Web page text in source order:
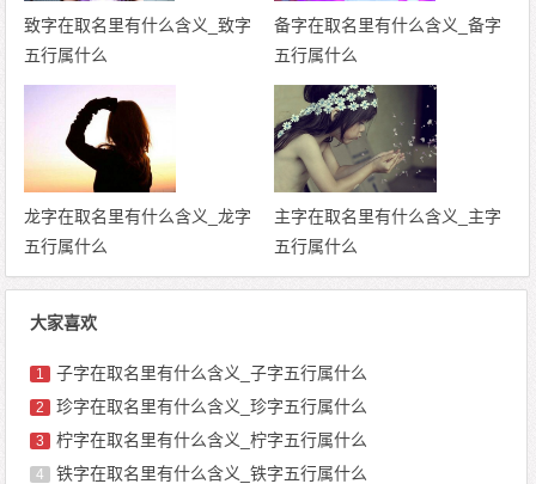
致字在取名里有什么含义_致字
五行属什么
备字在取名里有什么含义_备字
五行属什么
龙字在取名里有什么含义_龙字
五行属什么
主字在取名里有什么含义_主字
五行属什么
大家喜欢
1 子字在取名里有什么含义_子字五行属什么
2 珍字在取名里有什么含义_珍字五行属什么
3 柠字在取名里有什么含义_柠字五行属什么
4 铁字在取名里有什么含义_铁字五行属什么